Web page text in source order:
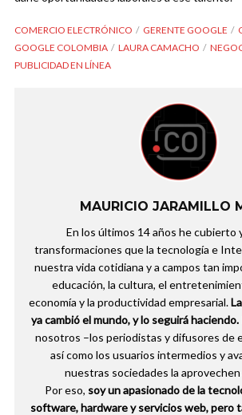
COMERCIO ELECTRÓNICO GERENTE GOOGLE
GOOGLE COLOMBIA
LAURA CAMACHO
PUBLICIDAD EN LÍNEA
MAURICIO JARAMILLO
En los últimos 14 años he cubierto
transformaciones que la tecnología e
nuestra vida cotidiana y a campos tan
educación, la cultura, el
economía y la productividad empresarial.
ya cambió el mundo, y lo seguirá haciendo.
nosotros –los periodistas y difusores de
así como los usuarios intermedios y
nuestras sociedades la aprovechen
Por eso, soy un apasionado de la
software, hardware y servicios web, pero